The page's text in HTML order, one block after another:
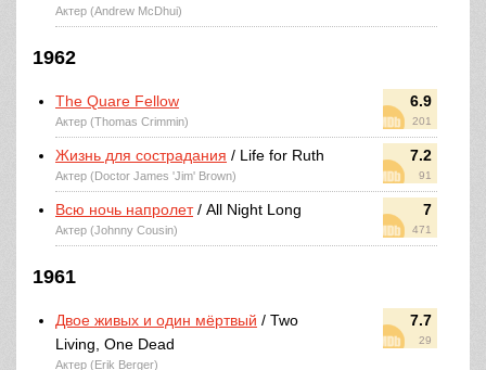
Актер (Andrew McDhui)
1962
6.9
201
The Quare Fellow
Актер (Thomas Crimmin)
7.2
91
Жизнь для сострадания / Life for Ruth
Актер (Doctor James 'Jim' Brown)
7
471
Всю ночь напролет/ All Night Long
Актер (Johnny Cousin)
1961
7.7
29
Двое живых и один мёртвый / Two
Living, One Dead
Актер (Erik Berger)